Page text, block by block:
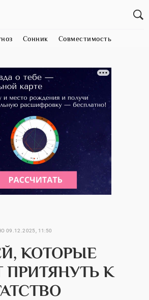
Сонник Совместимость
09.12.2025, 11:50
КОТОРЫЕ
К